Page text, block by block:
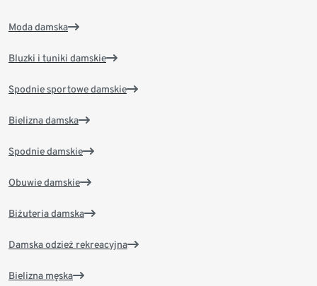
Moda damska
Bluzki i tuniki damskie
Spodnie sportowe damskie
Bielizna damska
Spodnie damskie
Obuwie damskie
Biżuteria damska
Damska odzież rekreacyjna
Bielizna męska